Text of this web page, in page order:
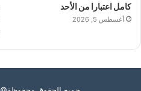
كامل اعتبارا من الأحد
أغسطس 5, 2026